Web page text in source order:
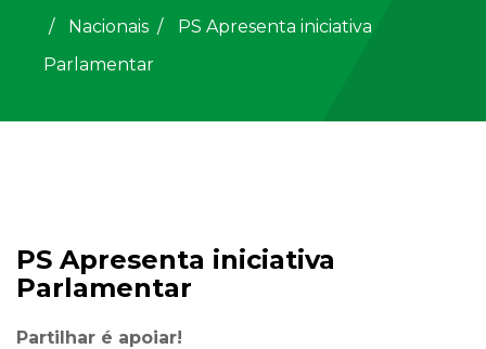
Nacionais /
PS Apresenta iniciativa
Parlamentar
PS Apresenta iniciativa
Parlamentar
Partilhar é apoiar!